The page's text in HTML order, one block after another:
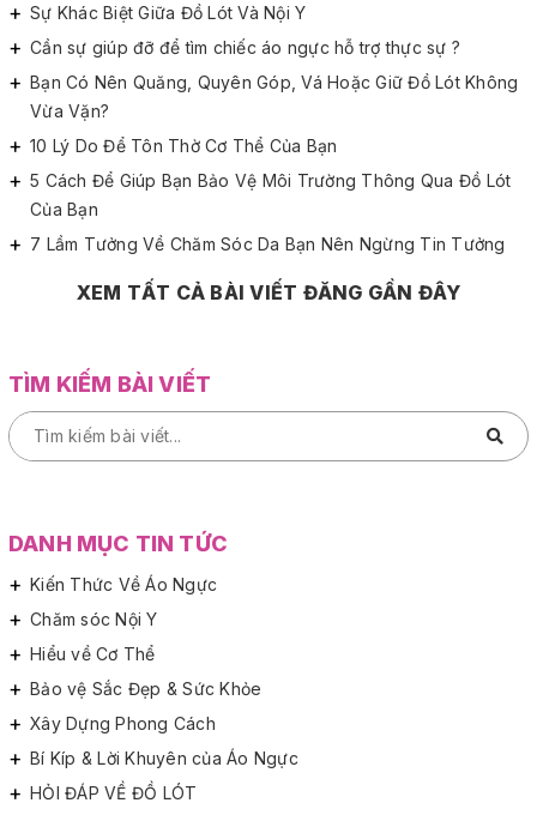
Sự Khác Biệt Giữa Đồ Lót Và Nội Y
Cần sự giúp đỡ để tìm chiếc áo ngực hỗ trợ thực sự ?
Bạn Có Nên Quăng, Quyên Góp, Vá Hoặc Giữ Đồ Lót Không
Vừa Vặn?
10 Lý Do Để Tôn Thờ Cơ Thể Của Bạn
5 Cách Để Giúp Bạn Bảo Vệ Môi Trường Thông Qua Đồ Lót
Của Bạn
7 Lầm Tưởng Về Chăm Sóc Da Bạn Nên Ngừng Tin Tưởng
XEM TẤT CẢ BÀI VIẾT ĐĂNG GẦN ĐÂY
TÌM KIẾM BÀI VIẾT
DANH MỤC TIN TỨC
Kiến Thức Về Áo Ngực
Chăm sóc Nội Y
Hiểu về Cơ Thể
Bảo vệ Sắc Đẹp & Sức Khỏe
Xây Dựng Phong Cách
Bí Kíp & Lời Khuyên của Áo Ngực
HỎI ĐÁP VỀ ĐỒ LÓT